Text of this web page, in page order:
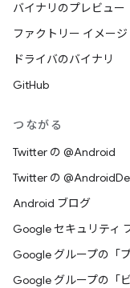
バイナリのプレビュー
ファクトリー イメージ
ドライバのバイナリ
GitHub
つながる
Twitter の @Android
Twitter の
Android ブログ
Google セキュリティ
Google グループの「
Google グループの「